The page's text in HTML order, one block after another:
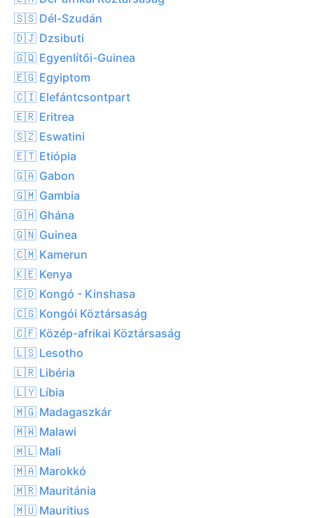
🇸🇸 Dél-Szudán
🇩🇯 Dzsibuti
🇬🇶 Egyenlítői-Guinea
🇪🇬 Egyiptom
🇨🇮 Elefántcsontpart
🇪🇷 Eritrea
🇸🇿 Eswatini
🇪🇹 Etiópia
🇬🇦 Gabon
🇬🇲 Gambia
🇬🇭 Ghána
🇬🇳 Guinea
🇨🇲 Kamerun
🇰🇪 Kenya
🇨🇩 Kongó - Kinshasa
🇨🇬 Kongói Köztársaság
🇨🇫 Közép-afrikai Köztársaság
🇱🇸 Lesotho
🇱🇷 Libéria
🇱🇾 Líbia
🇲🇬 Madagaszkár
🇲🇼 Malawi
🇲🇱 Mali
🇲🇦 Marokkó
🇲🇷 Mauritánia
🇲🇺 Mauritius